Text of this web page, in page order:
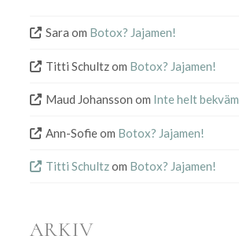
Sara om Botox? Jajamen!
Titti Schultzom Botox? Jajamen!
Maud Johansson om Inte helt bekväm
Ann-Sofieom Botox? Jajamen!
Titti Schultzom Botox? Jajamen!
ARKIV